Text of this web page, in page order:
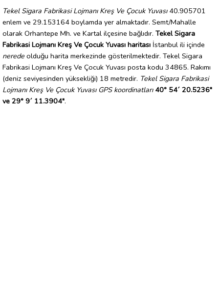
Tekel Sigara Fabrikasi Lojmanı Kreş Ve Çocuk Yuvası40.905701
enlem ve 29.153164 boylamda yer almaktadır. Semt/Mahalle
olarak Orhantepe Mh. ve Kartal ilçesine bağlıdır. Tekel Sigara
Fabrikasi Lojmanı Kreş Ve Çocuk Yuvası haritası İstanbul ili içinde
nerede olduğu harita merkezinde gösterilmektedir. Tekel Sigara
Fabrikasi Lojmanı Kreş Ve Çocuk Yuvası posta kodu 34865. Rakımı
(deniz seviyesinden yüksekliği) 18 metredir. Tekel Sigara Fabrikasi
Lojmanı Kreş Ve Çocuk Yuvası GPS koordinatları 40° 54´ 20.5236"
ve 29° 9´ 11.3904".